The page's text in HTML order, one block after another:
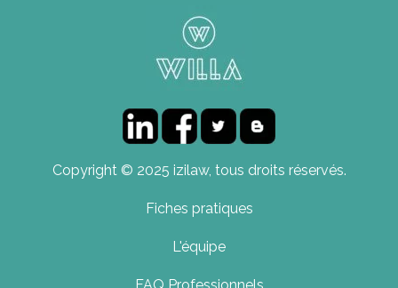
Copyright © 2025 izilaw, tous droits réservés.
Fiches pratiques
L'équipe
FAQ Professionnels